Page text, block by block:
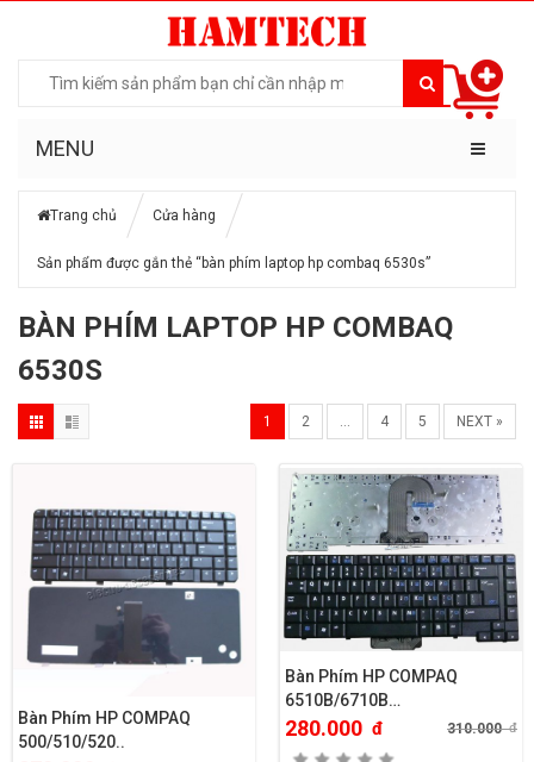
MENU
Trang chủ Cửa hàng
Sản phẩm được gắn thẻ “bàn phím laptop hp combaq 6530s”
BÀN PHÍM LAPTOP HP COMBAQ
6530S
1 2 … 4 5 NEXT »
Bàn Phím HP COMPAQ
500/510/520..
Bàn Phím HP COMPAQ
6510B/6710B…
280.000 đ 310.000đ